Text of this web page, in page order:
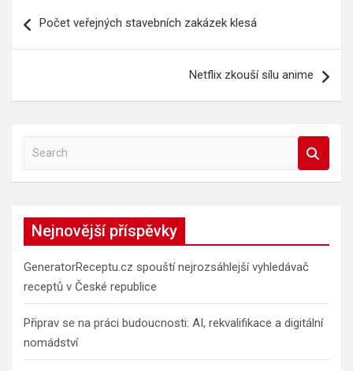
proPočet veřejných stavebních zakázek klesá
Netflix zkouší sílu anime
a
h
Nejnovější příspěvky
GeneratorReceptu.cz spouští nejrozsáhlejší vyhledávač
receptů v České republice
Připrav se na práci budoucnosti: AI, rekvalifikace a digitální
nomádství